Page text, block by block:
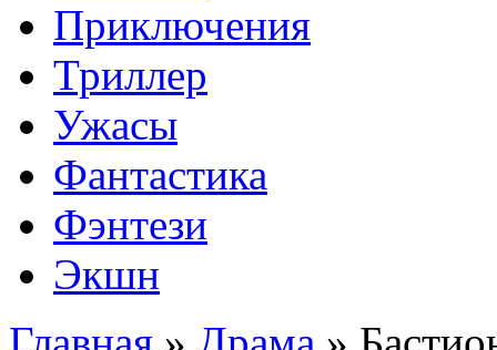
Приключения
Триллер
Ужасы
Фантастика
Фэнтези
Экшн